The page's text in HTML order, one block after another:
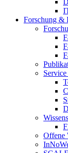
Forschung &
Offene